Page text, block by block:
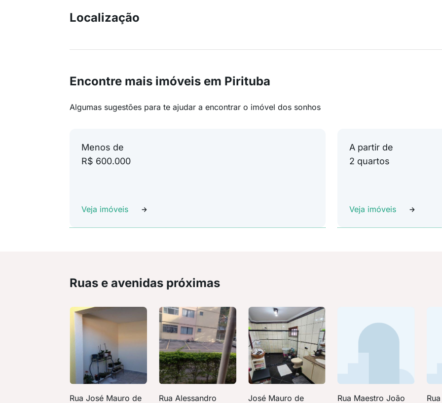
Localização
Encontre mais imóveis em Pirituba
Algumas sugestões para te ajudar a encontrar o imóvel dos sonhos
Menos de
R$ 600.000
Veja imóveis
A partir de
2 quartos
Veja imóveis
Ruas e avenidas próximas
Rua José Mauro de Rua Alessandro José Mauro de Rua Maestro João